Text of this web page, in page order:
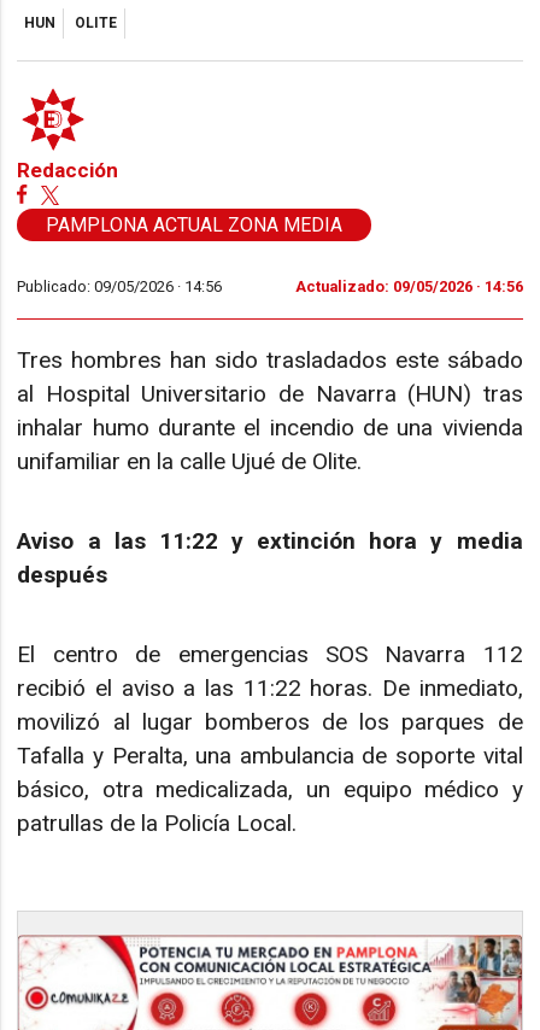
HUN OLITE
Redacción
PAMPLONA ACTUAL ZONA MEDIA
Publicado: 09/05/2026 · 14:56 Actualizado: 09/05/2026 · 14:56
Tres hombres han sido trasladados este sábado
al Hospital Universitario de Navarra (HUN) tras
inhalar humo durante el incendio de una vivienda
unifamiliar en la calle Ujué de Olite.
Aviso a las 11:22 y extinción hora y media
después
El centro de emergencias SOS Navarra 112
recibió el aviso a las 11:22 horas. De inmediato,
movilizó al lugar bomberos de los parques de
Tafalla y Peralta, una ambulancia de soporte vital
básico, otra medicalizada, un equipo médico y
patrullas de la Policía Local.